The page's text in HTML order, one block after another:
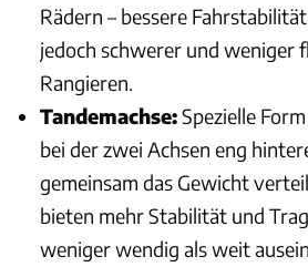
Rädern – bessere
jedoch schwerer und weniger
Rangieren.
Tandemachse:Spezielle
bei der zwei Achsen eng
gemeinsam das Gewicht
bieten mehr Stabilität und
weniger wendig als weit